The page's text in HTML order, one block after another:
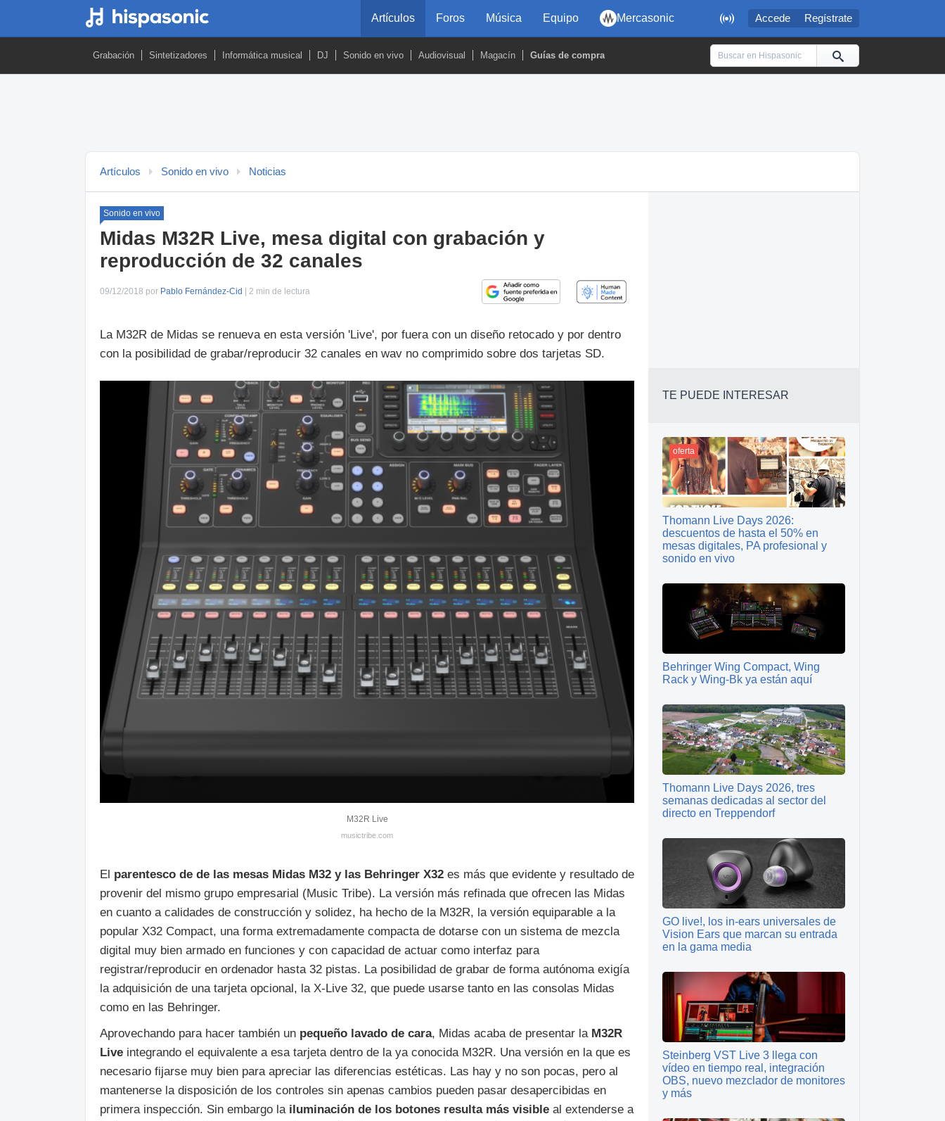
 Accede Regístrate
Artículos Foros Música Equipo Mercasonic
Grabación Sintetizadores Informática musical DJ Sonido en vivo Audiovisual Magacín Guías de compra
Artículos Sonido en vivo Noticias
Sonido en vivo
Midas M32R Live, mesa digital con grabación y
reproducción de 32 canales
09/12/2018 por Pablo Fernández-Cid | 2 min de lectura
La M32R de Midas se renueva en esta versión 'Live', por fuera con un diseño retocado y por dentro
con la posibilidad de grabar/reproducir 32 canales en wav no comprimido sobre dos tarjetas SD.
M32R Live
musictribe.com
El parentesco de de las mesas Midas M32 y las Behringer X32 es más que evidente y resultado de
provenir del mismo grupo empresarial (Music Tribe). La versión más refinada que ofrecen las Midas
en cuanto a calidades de construcción y solidez, ha hecho de la M32R, la versión equiparable a la
popular X32 Compact, una forma extremadamente compacta de dotarse con un sistema de mezcla
digital muy bien armado en funciones y con capacidad de actuar como interfaz para
registrar/reproducir en ordenador hasta 32 pistas. La posibilidad de grabar de forma autónoma exigía
la adquisición de una tarjeta opcional, la X-Live 32, que puede usarse tanto en las consolas Midas
como en las Behringer.
Aprovechando para hacer también un pequeño lavado de cara, Midas acaba de presentar la M32R
Live integrando el equivalente a esa tarjeta dentro de la ya conocida M32R. Una versión en la que es
necesario fijarse muy bien para apreciar las diferencias estéticas. Las hay y no son pocas, pero al
mantenerse la disposición de los controles sin apenas cambios pueden pasar desapercibidas en
primera inspección. Sin embargo la iluminación de los botones resulta más visible al extenderse a
TE PUEDE INTERESAR
oferta
Thomann Live Days 2026:
descuentos de hasta el 50% en
mesas digitales, PA profesional y
sonido en vivo
Behringer Wing Compact, Wing
Rack y Wing-Bk ya están aquí
Thomann Live Days 2026, tres
semanas dedicadas al sector del
directo en Treppendorf
GO live!, los in-ears universales de
Vision Ears que marcan su entrada
en la gama media
Steinberg VST Live 3 llega con
vídeo en tiempo real, integración
OBS, nuevo mezclador de monitores
y más